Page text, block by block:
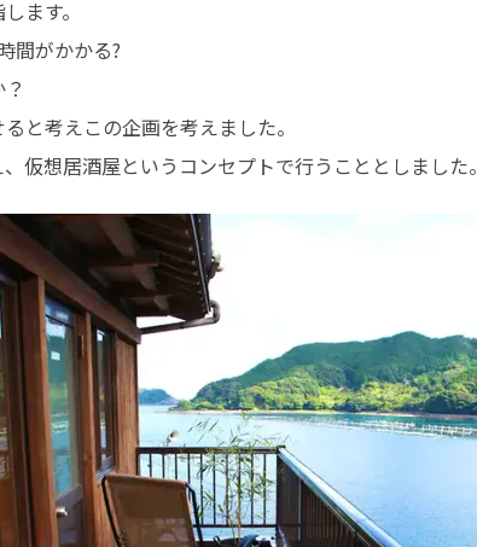
ます。
間がかかる?
と考えこの企画を考えました。
仮想居酒屋というコンセプトで行うこととしました。